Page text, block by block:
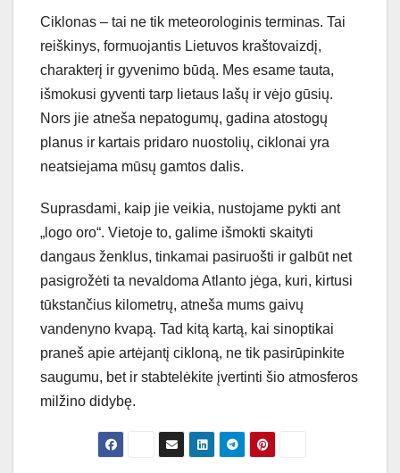
Ciklonas – tai ne tik meteorologinis terminas. Tai
reiškinys, formuojantis Lietuvos kraštovaizdį,
charakterį ir gyvenimo būdą. Mes esame tauta,
išmokusi gyventi tarp lietaus lašų ir vėjo gūsių.
Nors jie atneša nepatogumų, gadina atostogų
planus ir kartais pridaro nuostolių, ciklonai yra
neatsiejama mūsų gamtos dalis.
Suprasdami, kaip jie veikia, nustojame pykti ant
„logo oro“. Vietoje to, galime išmokti skaityti
dangaus ženklus, tinkamai pasiruošti ir galbūt net
pasigrožėti ta nevaldoma Atlanto jėga, kuri, kirtusi
tūkstančius kilometrų, atneša mums gaivų
vandenyno kvapą. Tad kitą kartą, kai sinoptikai
praneš apie artėjantį cikloną, ne tik pasirūpinkite
saugumu, bet ir stabtelėkite įvertinti šio atmosferos
milžino didybę.